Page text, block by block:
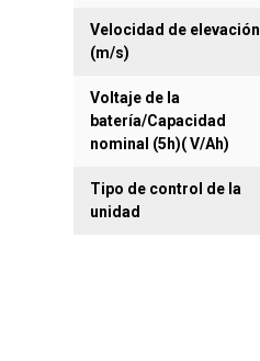
Velocidad de elevación
(m/s)
Voltaje de la
batería/Capacidad
nominal (5h)( V/Ah)
Tipo de control de la
unidad